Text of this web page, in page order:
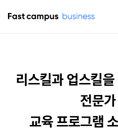
리스킬과 업스킬
전문
교육 프로그램